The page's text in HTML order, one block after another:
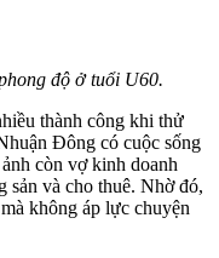
độ ở tuổi U60.
thành công khi thử
Đông có cuộc sống
còn vợ kinh doanh
sản và cho thuê. Nhờ đó,
không áp lực chuyện